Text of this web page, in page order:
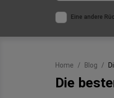
Eine andere
Home Blog
Die